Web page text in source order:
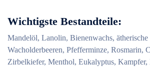
Wichtigste Bestandteile:
Mandelöl, Lanolin, Bienenwachs,
Wacholderbeeren, Pfefferminze, Rosmarin,
Zirbelkiefer, Menthol, Eukalyptus, Kampfer,